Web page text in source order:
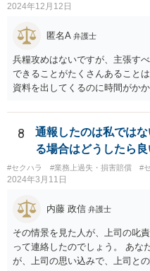
2024年12月12日
匿名A 弁護士
兵糧攻めはないですが、主張す
できることがたくさんあること
資料を出してくるのに時間がか
をもっていますので。
8
通報したのは私では
る場合はどうしたら良
#セクハラ #業務上過失・損害賠償 #
2024年3月11日
内藤 政信 弁護士
その情景を見た人が、上司の叱
って連絡したのでしょう。 あな
が、上司の思い込みで、上司と